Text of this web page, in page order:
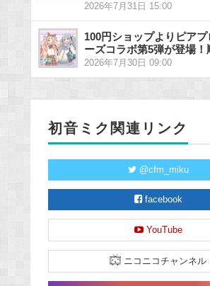
2026年7月31日 15:00
100円ショップよりピアプ
ーズコラボ第5弾が登場！
2026年7月30日 09:00
初音ミク関連リンク
@cfm_miku
facebook
YouTube
ニコニコチャンネル